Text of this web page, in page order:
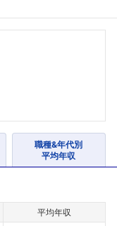
職種&年代別
平均年収
平均年収